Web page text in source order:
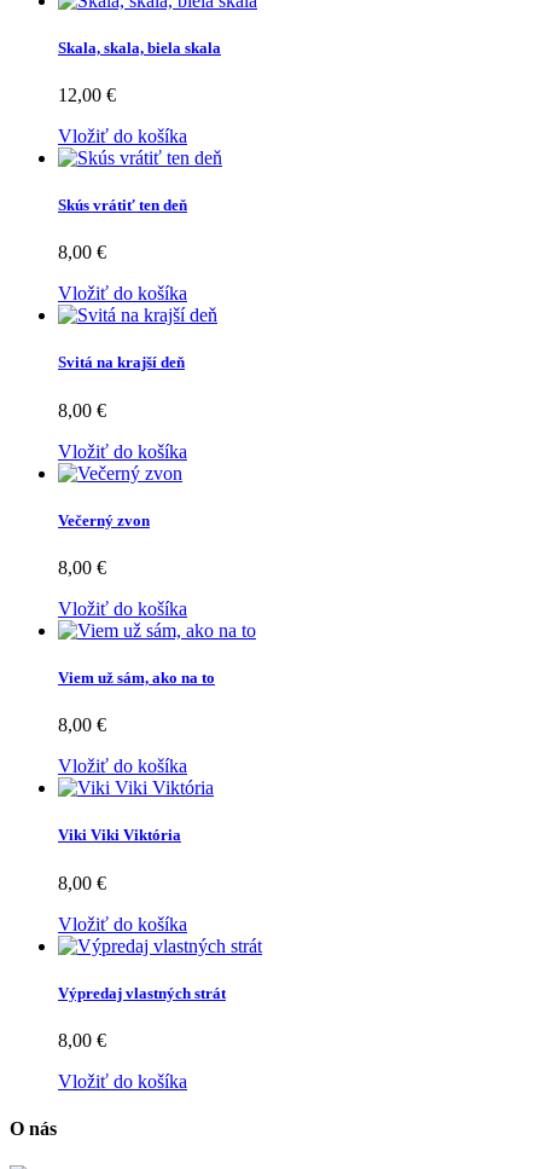
Skala, skala, biela skala
12,00 €
Vložiť do košíka
Skús vrátiť ten deň
8,00 €
Vložiť do košíka
Svitá na krajší deň
8,00 €
Vložiť do košíka
Večerný zvon
8,00 €
Vložiť do košíka
Viem už sám, ako na to
8,00 €
Vložiť do košíka
Viki Viki Viktória
8,00 €
Vložiť do košíka
Výpredaj vlastných strát
8,00 €
Vložiť do košíka
O nás